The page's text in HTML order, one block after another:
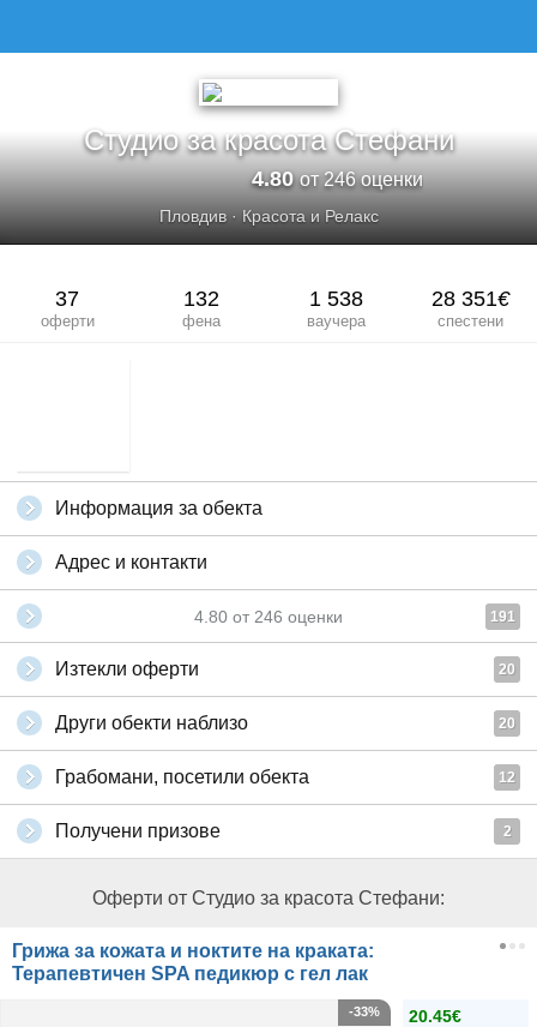
Студио за красота Стефани
4.80от 246 оценки
Пловдив· Красота и Релакс
37
оферти
132
фена
1 538
ваучера
28 351€
спестени
Информация за обекта
Адрес и контакти
4.80 от 246 оценки 191
Изтекли оферти 20
Други обекти наблизо 20
Грабомани, посетили обекта 12
Получени призове 2
Оферти от Студио за красота Стефани:
Грижа за кожата и ноктите на краката:
Терапевтичен SPA педикюр с гел лак
20.45€
-33%